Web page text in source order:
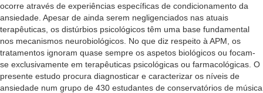
ocorre através de experiências específicas de condicionamento da
ansiedade. Apesar de ainda serem negligenciados nas atuais
terapêuticas, os distúrbios psicológicos têm uma base fundamental
nos mecanismos neurobiológicos. No que diz respeito à APM, os
tratamentos ignoram quase sempre os aspetos biológicos ou focam-
se exclusivamente em terapêuticas psicológicas ou farmacológicas. O
presente estudo procura diagnosticar e caracterizar os níveis de
ansiedade num grupo de 430 estudantes de conservatórios de música